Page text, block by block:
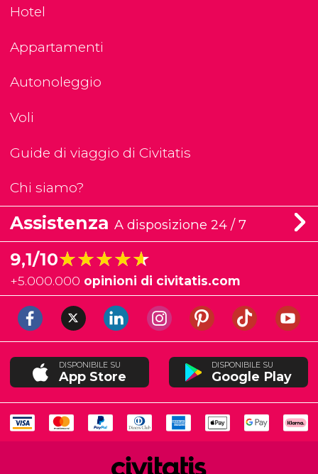
Hotel
Appartamenti
Autonoleggio
Voli
Guide di viaggio di Civitatis
Chi siamo?
Assistenza A disposizione 24 / 7
9,1/10★★★★★
★★★★★
+5.000.000 opinioni di civitatis.com
DISPONIBILE SU
App Store
DISPONIBILE SU
Google Play